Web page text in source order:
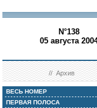
N°138
05 августа
//Архив
ВЕСЬ НОМЕР
ПЕРВАЯ ПОЛОСА